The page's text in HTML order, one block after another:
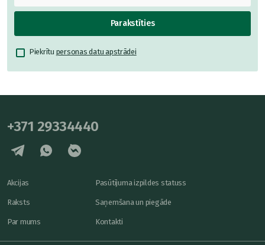
Parakstīties
Piekrītu personas datu apstrādei
+371 29334440
Akcijas
Raksts
Par mums
Pasūtījuma izpildes statuss
Saņemšana un piegāde
Kontakti